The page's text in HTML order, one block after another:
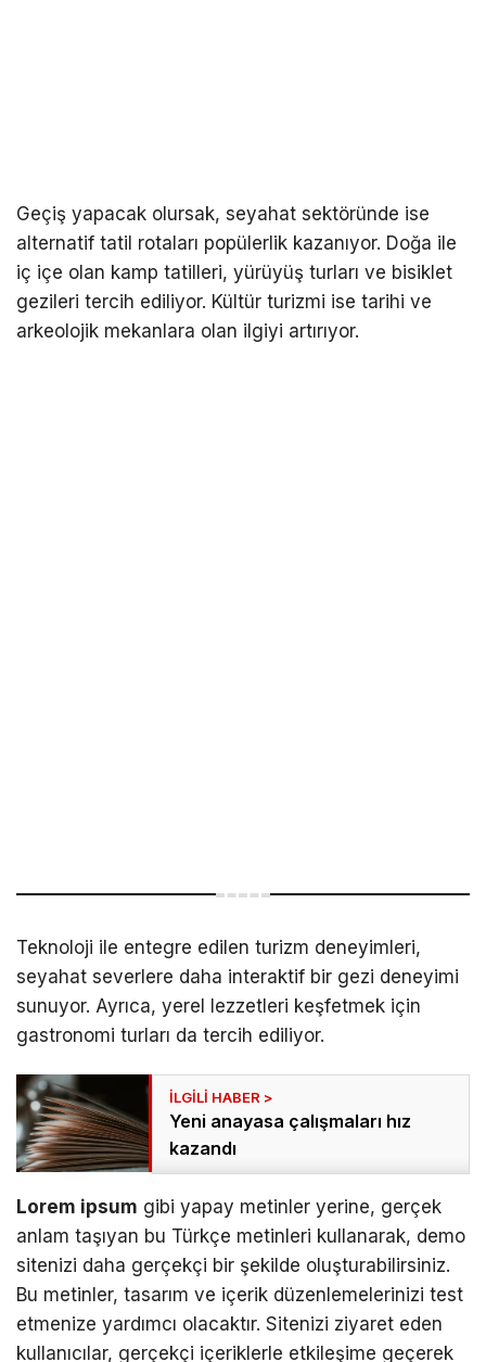
Geçiş yapacak olursak, seyahat sektöründe ise
alternatif tatil rotaları popülerlik kazanıyor. Doğa ile
iç içe olan kamp tatilleri, yürüyüş turları ve bisiklet
gezileri tercih ediliyor. Kültür turizmi ise tarihi ve
arkeolojik mekanlara olan ilgiyi artırıyor.
Teknoloji ile entegre edilen turizm deneyimleri,
seyahat severlere daha interaktif bir gezi deneyimi
sunuyor. Ayrıca, yerel lezzetleri keşfetmek için
gastronomi turları da tercih ediliyor.
Yeni anayasa çalışmaları hız
kazandı
Lorem ipsum gibi yapay metinler yerine, gerçek
anlam taşıyan bu Türkçe metinleri kullanarak, demo
sitenizi daha gerçekçi bir şekilde oluşturabilirsiniz.
Bu metinler, tasarım ve içerik düzenlemelerinizi test
etmenize yardımcı olacaktır. Sitenizi ziyaret eden
kullanıcılar, gerçekçi içeriklerle etkileşime geçerek